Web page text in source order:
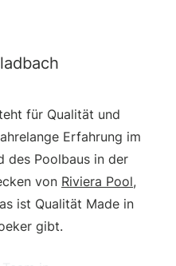
für Qualität und
Erfahrung im
des Poolbaus in der
von Riviera Pool,
ist Qualität Made in
gibt.